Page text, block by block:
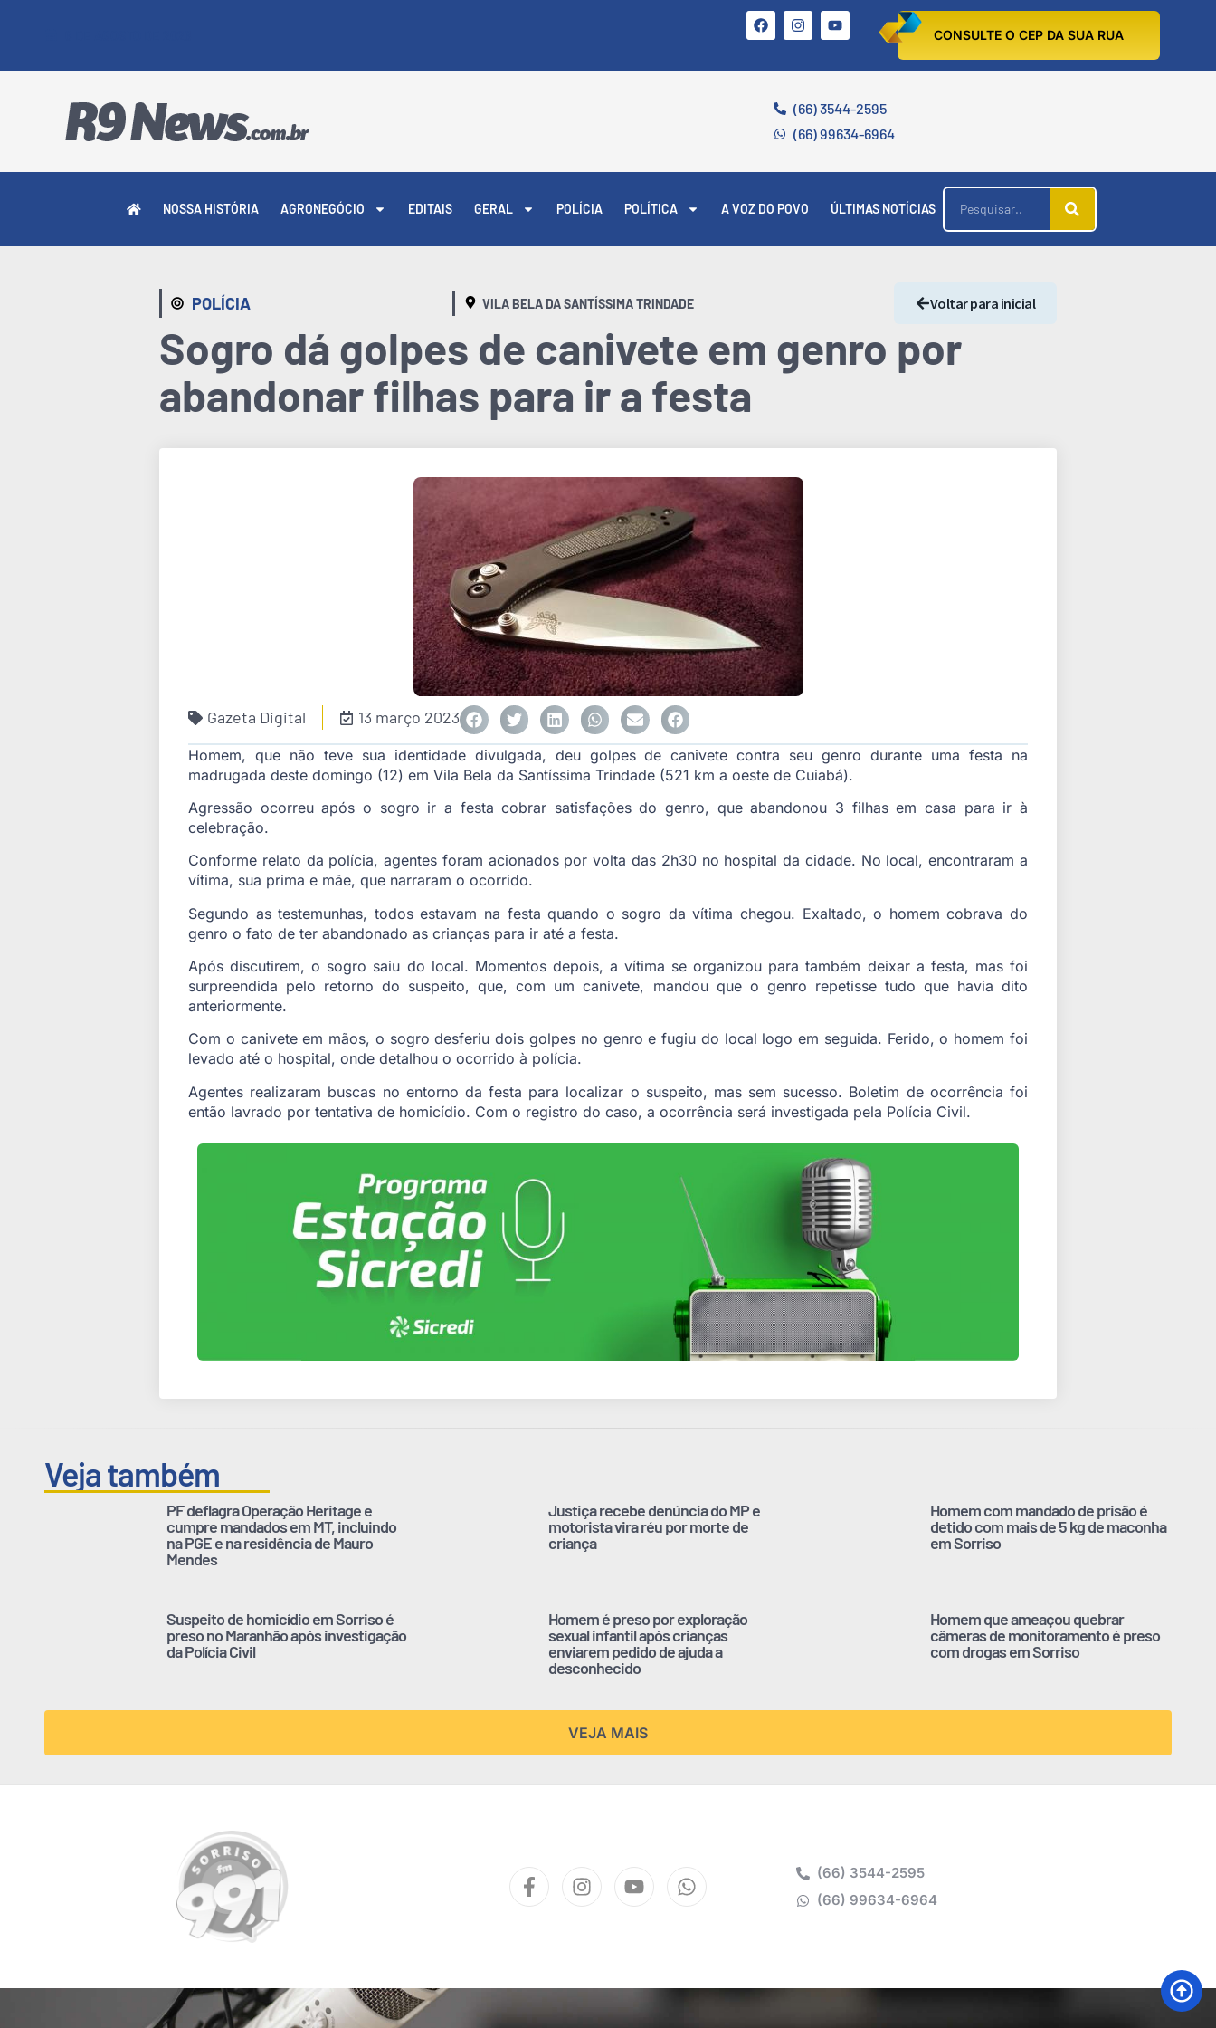
CONSULTE O CEP DA SUA RUA
(66) 3544-2595
(66) 99634-6964
NOSSA HISTÓRIA AGRONEGÓCIO EDITAIS GERAL POLÍCIA POLÍTICA A VOZ DO POVO ÚLTIMAS NOTÍCIAS
POLÍCIA VILA BELA DA SANTÍSSIMA TRINDADE Voltar para inicial
Sogro dá golpes de canivete em genro por
abandonar filhas para ir a festa
Gazeta Digital 13 março 2023
Homem, que não teve sua identidade divulgada, deu golpes de canivete contra seu genro durante uma festa na
madrugada deste domingo (12) em Vila Bela da Santíssima Trindade (521 km a oeste de Cuiabá).
Agressão ocorreu após o sogro ir a festa cobrar satisfações do genro, que abandonou 3 filhas em casa para ir à
celebração.
Conforme relato da polícia, agentes foram acionados por volta das 2h30 no hospital da cidade. No local, encontraram a
vítima, sua prima e mãe, que narraram o ocorrido.
Segundo as testemunhas, todos estavam na festa quando o sogro da vítima chegou. Exaltado, o homem cobrava do
genro o fato de ter abandonado as crianças para ir até a festa.
Após discutirem, o sogro saiu do local. Momentos depois, a vítima se organizou para também deixar a festa, mas foi
surpreendida pelo retorno do suspeito, que, com um canivete, mandou que o genro repetisse tudo que havia dito
anteriormente.
Com o canivete em mãos, o sogro desferiu dois golpes no genro e fugiu do local logo em seguida. Ferido, o homem foi
levado até o hospital, onde detalhou o ocorrido à polícia.
Agentes realizaram buscas no entorno da festa para localizar o suspeito, mas sem sucesso. Boletim de ocorrência foi
então lavrado por tentativa de homicídio. Com o registro do caso, a ocorrência será investigada pela Polícia Civil.
Veja também
PF deflagra Operação Heritage e
cumpre mandados em MT, incluindo
na PGE e na residência de Mauro
Mendes
Justiça recebe denúncia do MP e
motorista vira réu por morte de
criança
Homem com mandado de prisão é
detido com mais de 5 kg de maconha
em Sorriso
Suspeito de homicídio em Sorriso é
preso no Maranhão após investigação
da Polícia Civil
Homem é preso por exploração
sexual infantil após crianças
enviarem pedido de ajuda a
desconhecido
Homem que ameaçou quebrar
câmeras de monitoramento é preso
com drogas em Sorriso
VEJA MAIS
(66) 3544-2595
(66) 99634-6964